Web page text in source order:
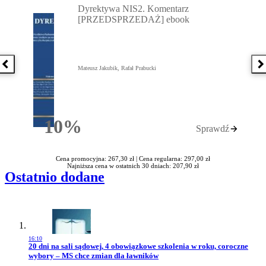
Poprzednia książka
10%Rabatu
Dyrektywa NIS2. Komentarz
[PRZEDSPRZEDAŻ] ebook
Mateusz Jakubik, Rafał Prabucki
Sprawdź
Cena promocyjna: 267,30 zł | Cena regularna: 297,00 zł
Najniższa cena w ostatnich 30 dniach: 207,90 zł
Ostatnio dodane
16:10
Przejdź do artykułu:
20 dni na sali sądowej, 4 obowiązkowe szkolenia w roku, coroczne
wybory – MS chce zmian dla ławników